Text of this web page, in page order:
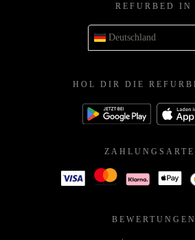
REFURBED IN
Deutschland
HOL DIR DIE
BEWERTUNGEN